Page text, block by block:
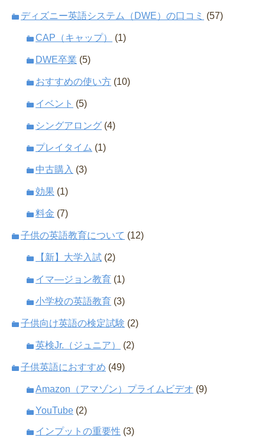
ディズニー英語システム（DWE）の口コミ (57)
CAP（キャップ） (1)
DWE卒業 (5)
おすすめの使い方 (10)
イベント (5)
シングアロング (4)
プレイタイム (1)
中古購入 (3)
効果 (1)
料金 (7)
子供の英語教育について (12)
【新】大学入試 (2)
イマ―ジョン教育 (1)
小学校の英語教育 (3)
子供向け英語の検定試験 (2)
英検Jr.（ジュニア） (2)
子供英語におすすめ (49)
Amazon（アマゾン）プライムビデオ (9)
YouTube (2)
インプットの重要性 (3)